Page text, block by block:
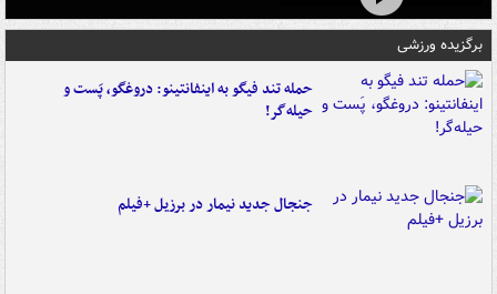
برگزیده ورزشی
حمله تند فیگو به اینفانتینو: دروغگو، پَست‌ و
حیله‌گر!
جنجال جدید نیمار در برزیل +فیلم